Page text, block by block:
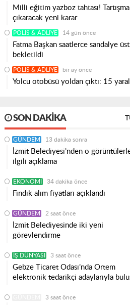
Milli eğitim yazboz tahtası! Tartışma
çıkaracak yeni karar
POLIS & ADLIYE 14 gün önce
Fatma Başkan saatlerce sandalye
bekletildi
POLIS & ADLIYE bir ay önce
Yolcu otobüsü yoldan çıktı: 15
SON DAKIKA
GÜNDEM 13 dakika sonra
İzmit Belediyesi’nden o
ilgili açıklama
EKONOMI 34 dakika önce
Fındık alım fiyatları açıklandı
GÜNDEM 2 saat önce
İzmit Belediyesinde iki yeni
görevlendirme
İŞ DÜNYASI 3 saat önce
Gebze Ticaret Odası’nda Ortem
elektronik tedarikçi adaylarıyla
3 saat önce